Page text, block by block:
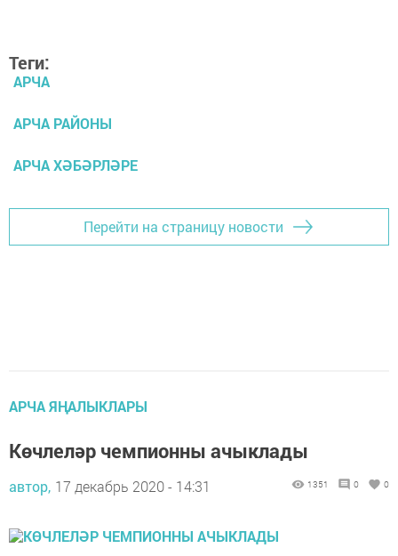
Теги:
АРЧА
АРЧА РАЙОНЫ
АРЧА ХӘБӘРЛӘРЕ
Перейти на страницу новости
АРЧА ЯҢАЛЫКЛАРЫ
Көчлеләр чемпионны ачыклады
автор, 17 декабрь 2020 - 14:31 1351 0 0